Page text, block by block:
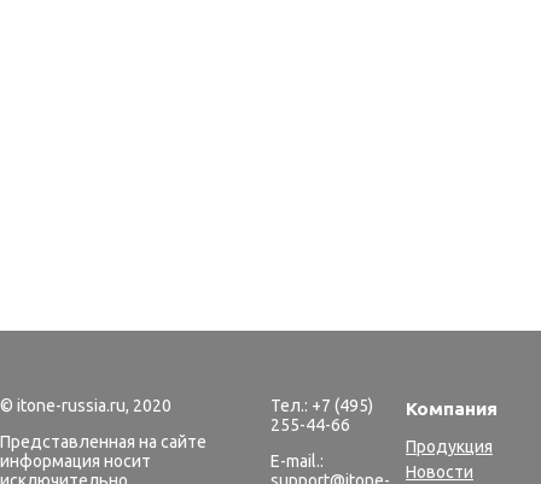
© itone-russia.ru, 2020
Представленная на сайте
информация носит
Тел.: +7 (495)
255-44-66
E-mail.:
Компания
Продукция
Новости